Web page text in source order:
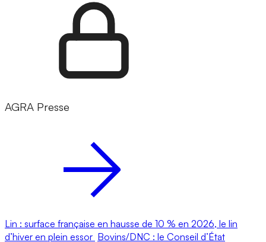
AGRA Presse
Lin : surface française en hausse de 10 % en 2026, le lin
d’hiver en plein essor Bovins/DNC : le Conseil d’État